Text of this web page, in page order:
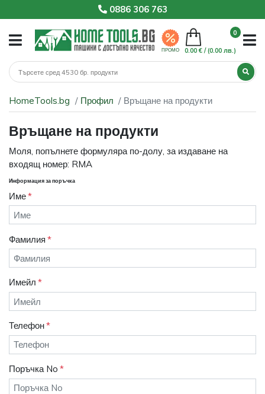
0886 306 763
ПРОМО
0
0.00 € /(0.00 лв.)
HomeTools.bg Профил Връщане на продукти
Връщане на продукти
Моля, попълнете формуляра по-долу, за издаване на
входящ номер: RMA
Информация за поръчка
Име
Фамилия
Имейл
Телефон
Поръчка No